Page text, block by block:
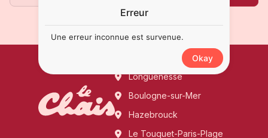
Longuenesse
Boulogne-sur-Mer
Hazebrouck
Le Touquet-Paris-Plage
Erreur
Une erreur inconnue est survenue.
Okay